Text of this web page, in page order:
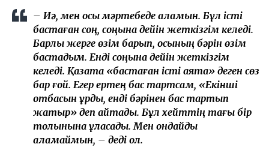
– Иә, мен осы мәртебеде қаламын. Бұл істі
бастаған соң, соңына дейін жеткізгім келеді.
Барлық жерге өзім барып, осының бәрін өзім
бастадым. Енді соңына дейін жеткізгім
келеді. Қазақта «бастаған істі аяқта» деген сөз
бар ғой. Егер ертең бас тартсам, «Екінші
отбасын құрды, енді бәрінен бас тартып
жатыр» деп айтады. Бұл хейттің тағы бір
толқынына ұласады. Мен ондайды
қаламаймын, – деді ол.